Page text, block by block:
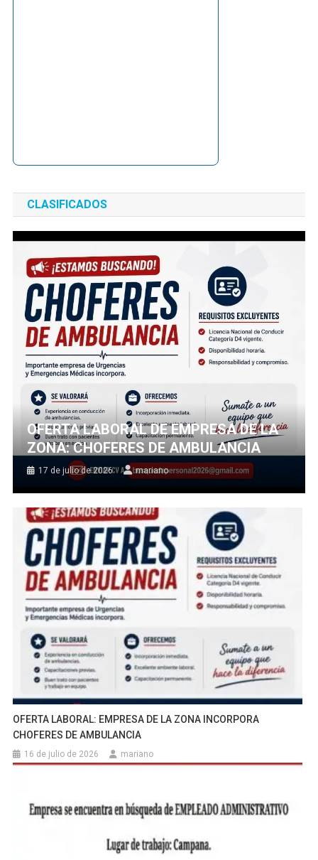
CLASIFICADOS
OFERTA LABORAL DE EMPRESA DE LA
ZONA: CHOFERES DE AMBULANCIA
17 de julio de 2026 mariano
OFERTA LABORAL: EMPRESA DE LA ZONA INCORPORA
CHOFERES DE AMBULANCIA
16 de julio de 2026 mariano